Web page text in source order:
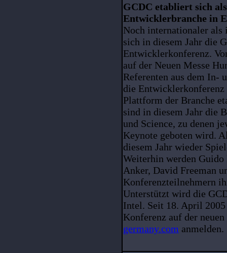
GCDC etabliert sich
Entwicklerbranche in
Noch internationaler als
sich in diesem Jahr die
Entwicklerkonferenz.
auf der Neuen Messe
Referenten aus dem In-
die
Plattform der Branche
sind in diesem Jahr die
und Science, zu denen
Keynote geboten wird.
diesem Jahr wieder
Weiterhin werden
Anker, David Freeman
Konferenzteilnehmern
Unterstützt wird die
Intel. Seit 18. April
Konferenz auf der
germany.com anmelden.